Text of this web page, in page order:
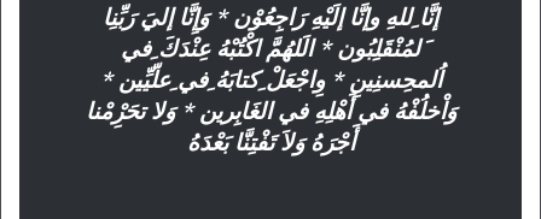
إنَّا ِللهِ وإنَّا إلَيْهِ رَاجِعُوْن * وَإِنَّا إليَ رَبِّنِا
َلمُنْقَلِبُون * الَلهُمَّ اكْتُبْهُ عِنْدَكَ ِفي
اُلمحِسنِينِ * وِاجْعَلْ ِكتابَهُ ِفي ِعلّيِّين *
وَاْخلُفْهُ في أَهْلِهِ في الغَابِرين * وَلا تحَرِْمْنا
أَجْرَهُ وَلاَ تَفْتِنَّا بَعْدَهُ